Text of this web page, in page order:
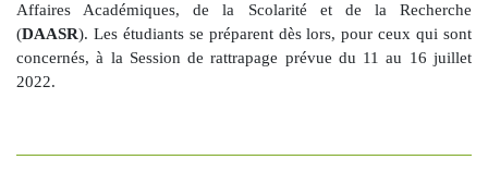
Affaires Académiques, de la Scolarité et de la Recherche
(DAASR). Les étudiants se préparent dès lors, pour ceux qui sont
concernés, à la Session de rattrapage prévue du 11 au 16 juillet
2022.